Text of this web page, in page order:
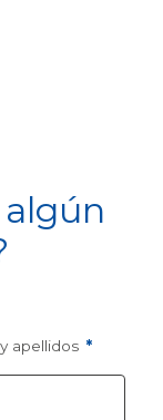
apellidos *